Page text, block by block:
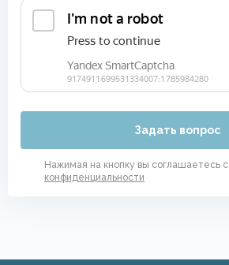
Задать вопрос
Нажимая на кнопку вы соглашаетесь с
конфиденциальности